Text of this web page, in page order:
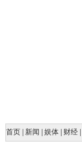
首页 新闻 娱体 财经